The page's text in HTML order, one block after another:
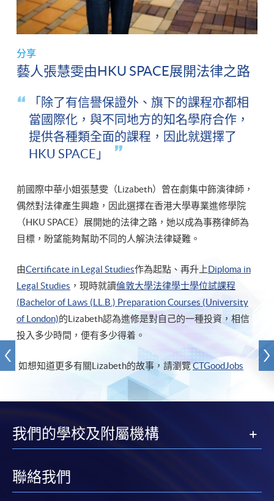
分享
藝人張慧雯由HKU SPACE展開法律之路
「除了有信譽保證外、旗下的課程亦都相
當國際化，與不同地方的知名學府合作，
提供各種類全面的課程，因此就選擇了
HKU SPACE」
前國際中華小姐張慧雯（Lizabeth）曾在劇集中飾演律師，
偶然對法律產生興趣，因此選擇在香港大學專業進修學院
（HKU SPACE）展開她的法律之路，她以成為事務律師為
目標，盼望能夠幫助不同的人解決法律疑難。
由Certificate in Legal Studies作為起點、再升上Diploma in
Legal Studies ，現時就讀倫敦大學法律學士學位試課程
(Bachelor of Laws (LL.B.) Preparation Courses (University
of London)的Lizabeth認為進修是對自己的一種投資，相信
投入多少時間，便有多少得着。
如想知道更多有關Lizabeth的故事，請瀏覽CTGoodJobs
我們的學校及附屬機構
聯絡我們